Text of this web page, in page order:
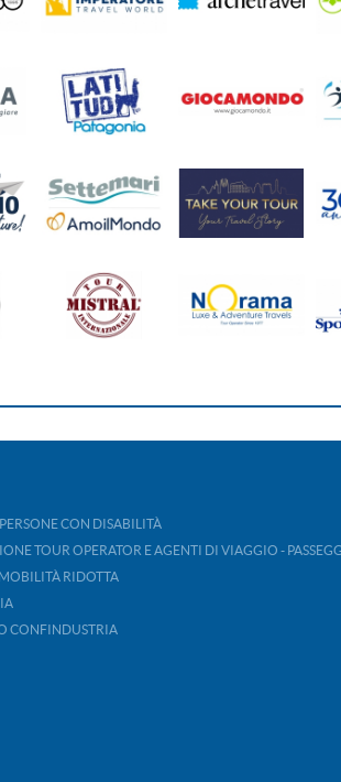
CON DISABILITÀ
TOUR OPERATOR E AGENTI DI VIAGGIO -
RIDOTTA
CONFINDUSTRIA